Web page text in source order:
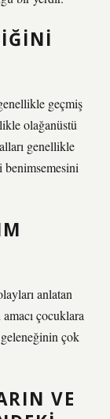
geçmiş
olağanüstü
genellikle
anlatan
çocuklara
çok
VE